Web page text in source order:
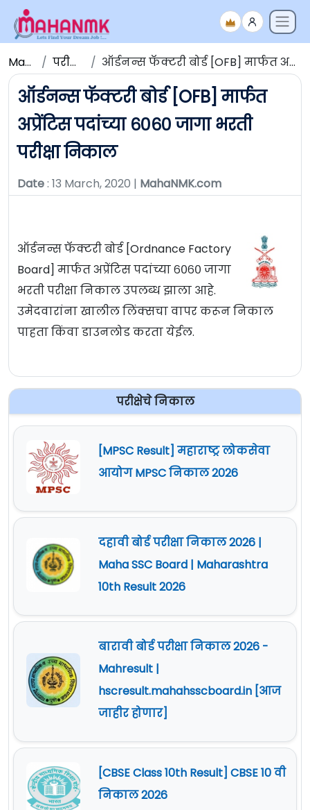
Maha NMK परीक्षेचे निकाल ऑर्डनन्स फॅक्टरी बोर्ड [OFB] मार्फत अप्रेंटिस पदांच्या ६०६० जागा भरती परीक्षा निकाल
ऑर्डनन्स फॅक्टरी बोर्ड [OFB] मार्फत
अप्रेंटिस पदांच्या ६०६० जागा भरती
परीक्षा निकाल
Date: 13 March, 2020 | MahaNMK.com
ऑर्डनन्स फॅक्टरी बोर्ड [Ordnance Factory
Board] मार्फत अप्रेंटिस पदांच्या ६०६० जागा
भरती परीक्षा निकाल उपलब्ध झाला आहे.
उमेदवारांना खालील लिंक्सचा वापर करून निकाल
पाहता किंवा डाउनलोड करता येईल.
परीक्षेचे निकाल
[MPSC Result] महाराष्ट्र लोकसेवा
आयोग MPSC निकाल 2026
दहावी बोर्ड परीक्षा निकाल 2026 |
Maha SSC Board | Maharashtra
10th Result 2026
बारावी बोर्ड परीक्षा निकाल 2026 -
Mahresult |
hscresult.mahahsscboard.in [आज
जाहीर होणार]
[CBSE Class 10th Result] CBSE 10 वी
निकाल 2026